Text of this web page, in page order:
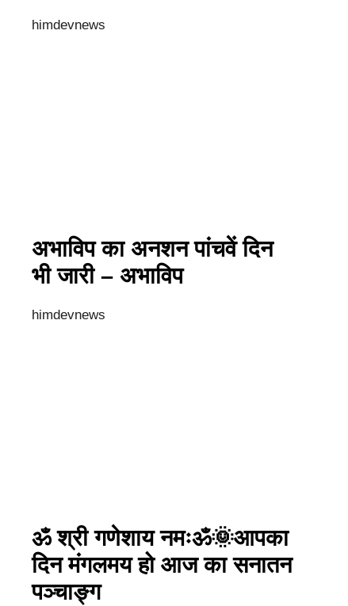
himdevnews
अभाविप का अनशन पांचवें दिन
भी जारी – अभाविप
himdevnews
ॐ श्री गणेशाय नमःॐ🌞आपका
दिन मंगलमय हो आज का सनातन
पञ्चाङ्ग